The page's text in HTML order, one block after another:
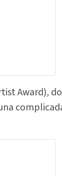
Award),